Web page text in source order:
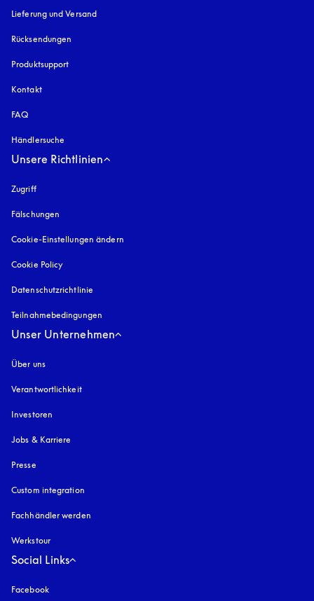
Lieferung und Versand
Rücksendungen
Produktsupport
Kontakt
FAQ
Händlersuche
Unsere Richtlinien
Zugrifföffnet sich in einem neuen Tab
Fälschungen
Cookie-Einstellungen ändern
Cookie Policy
Datenschutzrichtlinie
Teilnahmebedingungen
Unser Unternehmen
Über uns
Verantwortlichkeit
Investoren
Jobs & Karriere
Presse
Custom integration
Fachhändler werden
Werkstour
Social Links
Facebook